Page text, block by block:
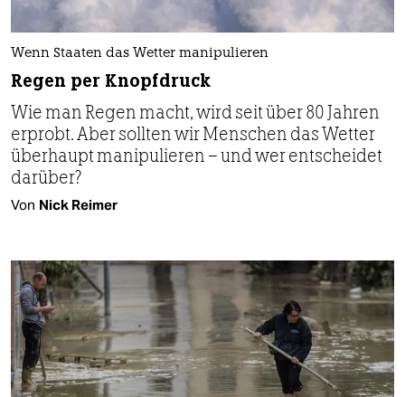
Wenn Staaten das Wetter manipulieren
Regen per Knopfdruck
Wie man Regen macht, wird seit über 80 Jahren
erprobt. Aber sollten wir Menschen das Wetter
überhaupt manipulieren – und wer entscheidet
darüber?
Von Nick Reimer